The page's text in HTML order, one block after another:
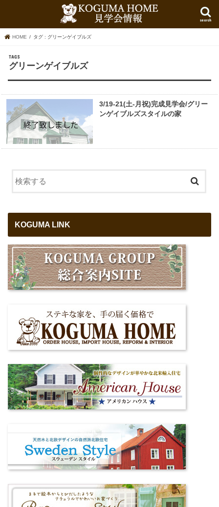
search
HOME タグ : グリーンゲイブルズ
グリーンゲイブルズ
3/19-21(土-月祝)完成見学会/グリー
ンゲイブルズスタイルの家
KOGUMA LINK